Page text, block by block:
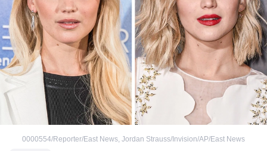
0000554/Reporter/East News, Jordan Strauss/Invision/AP/East News